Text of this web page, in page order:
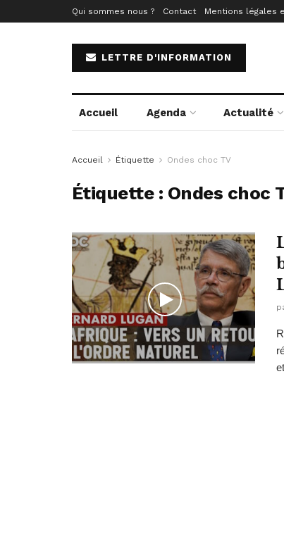
Qui sommes nous ? Contact Mentions légales
LETTRE D'INFORMATION
Accueil Agenda Actualité
Accueil Étiquette Ondes choc TV
Étiquette : Ondes choc